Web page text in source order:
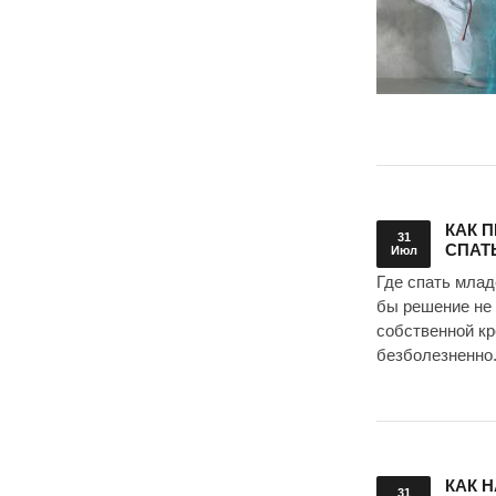
31
Июл
КАК
Где спать
бы решение не
собственной
31 КАК